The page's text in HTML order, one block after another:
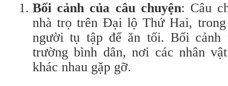
Bối cảnh của câu chuyện: Câu
nhà trọ trên Đại lộ Thứ Hai,
người tụ tập để ăn tối. Bối
trường bình dân, nơi các nhân
khác nhau gặp gỡ.